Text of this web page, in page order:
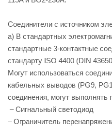
Соединители с источником
a) В стандартных
стандартные 3-контактные
стандарту ISO 4400 (DIN
Могут использоваться
кабельных выводов (PG9,
соединения, могут выполнять
– Сигнальный светодиод
– Ограничитель